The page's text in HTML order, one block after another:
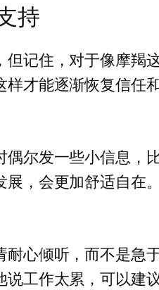
持
记住，对于像摩羯
才能逐渐恢复信任和
尔发一些小信息，
，会更加舒适自在。
耐心倾听，而不是急
工作太累，可以建